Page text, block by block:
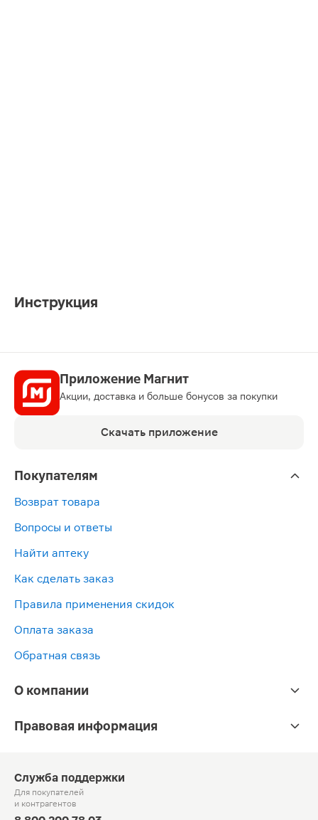
Инструкция
Приложение Магнит
Акции, доставка и больше бонусов за покупки
Скачать приложение
Покупателям
Возврат товара
Вопросы и ответы
Найти аптеку
Как сделать заказ
Правила применения скидок
Оплата заказа
Обратная связь
О компании
Правовая информация
Служба поддержки
Для покупателей
и контрагентов